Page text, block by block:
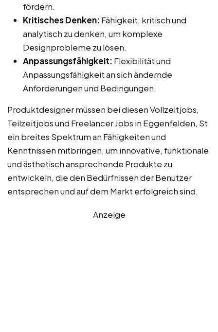
fördern.
Kritisches Denken: Fähigkeit, kritisch und
analytisch zu denken, um komplexe
Designprobleme zu lösen.
Anpassungsfähigkeit: Flexibilität und
Anpassungsfähigkeit an sich ändernde
Anforderungen und Bedingungen.
Produktdesigner müssen bei diesen Vollzeitjobs,
Teilzeitjobs und Freelancer Jobs in Eggenfelden, St
ein breites Spektrum an Fähigkeiten und
Kenntnissen mitbringen, um innovative, funktionale
und ästhetisch ansprechende Produkte zu
entwickeln, die den Bedürfnissen der Benutzer
entsprechen und auf dem Markt erfolgreich sind.
Anzeige